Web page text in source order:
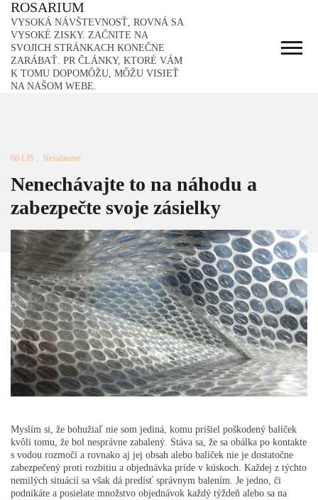
Skip
content
ROSARIUM
VYSOKÁ NÁVŠTEVNOSŤ, ROVNÁ SA
VYSOKÉ ZISKY. ZAČNITE NA
SVOJICH STRÁNKACH KONEČNE
ZARÁBAŤ. PR ČLÁNKY, KTORÉ VÁM
K TOMU DOPOMÔŽU, MÔŽU VISIEŤ
NA NAŠOM WEBE.
06 LIS Nezařazené
Nenechávajte to na náhodu a
zabezpečte svoje zásielky
Myslím si, že bohužiaľ nie som jediná, komu prišiel poškodený balíček
kvôli tomu, že bol nesprávne zabalený. Stáva sa, že sa obálka po kontakte
s vodou rozmočí a rovnako aj jej obsah alebo balíček nie je dostatočne
zabezpečený proti rozbitiu a objednávka príde v kúskoch. Každej z týchto
nemilých situácií sa však dá predísť správnym balením. Je jedno, či
podnikáte a posielate množstvo objednávok každý týždeň alebo sa na